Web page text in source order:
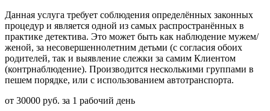
Данная услуга требует соблюдения определённых законных
процедур и является одной из самых распространённых в
практике детектива. Это может быть как наблюдение мужем/
женой, за несовершеннолетним детьми (с согласия обоих
родителей, так и выявление слежки за самим Клиентом
(контрнаблюдение). Производится несколькими группами в
пешем порядке, или с использованием автотранспорта.
от 30000 руб. за 1 рабочий день